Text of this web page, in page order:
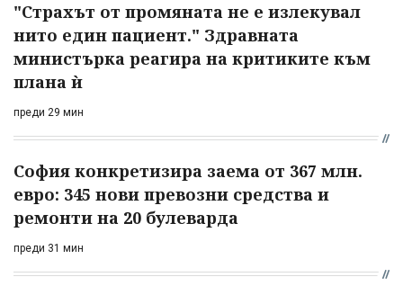
"Страхът от промяната не е излекувал
нито един пациент." Здравната
министърка реагира на критиките към
плана ѝ
преди 29 мин
София конкретизира заема от 367 млн.
евро: 345 нови превозни средства и
ремонти на 20 булеварда
преди 31 мин